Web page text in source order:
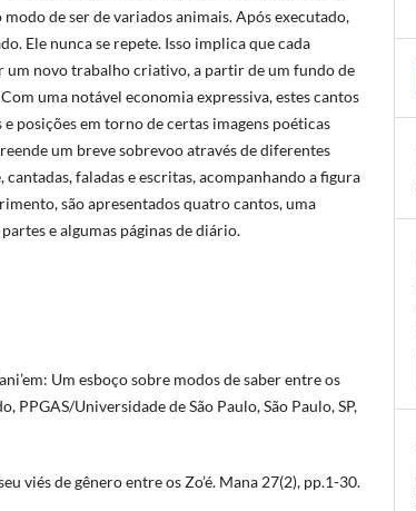
de ser de variados animais. Após executado,
Ele nunca se repete. Isso implica que cada
um novo trabalho criativo, a partir de um fundo de
uma notável economia expressiva, estes cantos
posições em torno de certas imagens poéticas
um breve sobrevoo através de diferentes
cantadas, faladas e escritas, acompanhando a figura
são apresentados quatro cantos, uma
e algumas páginas de diário.
Um esboço sobre modos de saber entre os
PPGAS/Universidade de São Paulo, São Paulo, SP,
seu viés de gênero entre os Zo’é. Mana 27(2), pp.1-30.